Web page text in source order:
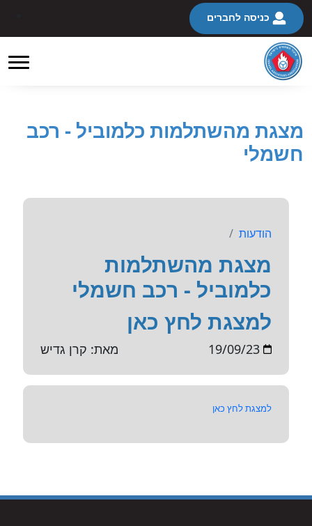
כניסה לחברים
מצגת מהשתלמות כלמוביל - רכב
חשמלי
הודעות
מצגת מהשתלמות
כלמוביל - רכב חשמלי
למצגת לחץ כאן
19/09/23 מאת: קרן גדיש
למצגת לחץ כאן